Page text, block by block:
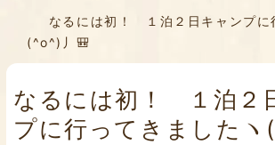
なるには初！ １泊２日キャンプに
(^o^)丿🎒
なるには初！ １泊２
プに行ってきましたヽ